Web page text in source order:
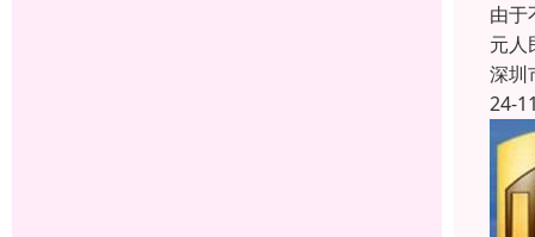
由于
元人
深圳
24-